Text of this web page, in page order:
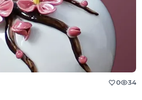
0 34